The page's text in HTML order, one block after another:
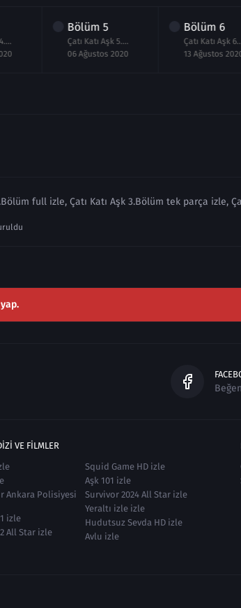
Çatı Katı Aşk 4.Bölüm izle
Bölüm 5
Çatı Katı Aşk 5.Bölüm Full izle
06 Ağustos 2020
Bölüm 6
Çatı
13 Ağustos
full izle, Çatı Katı Aşk 3.Bölüm tek parça izle,
Beğen
VE FILMLER
Ankara Polisiyesi
izle
All Star izle
Squid Game HD izle
Aşk 101 izle
Survivor 2024 All Star izle
Yeraltı izle izle
Hudutsuz Sevda HD izle
Avlu izle